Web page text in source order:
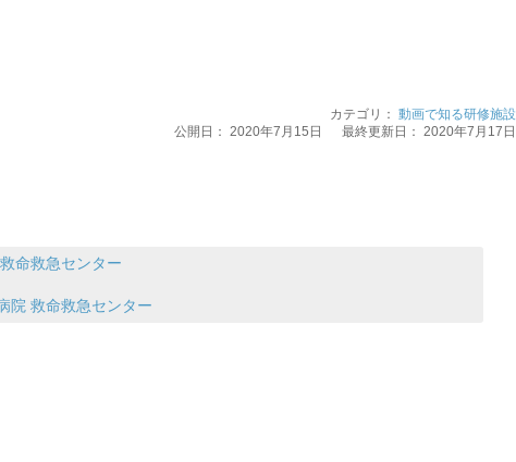
カテゴリ： 動画で知る研修施設
公開日： 2020年7月15日 最終更新日： 2020年7月17日
命救急センター
院 救命救急センター